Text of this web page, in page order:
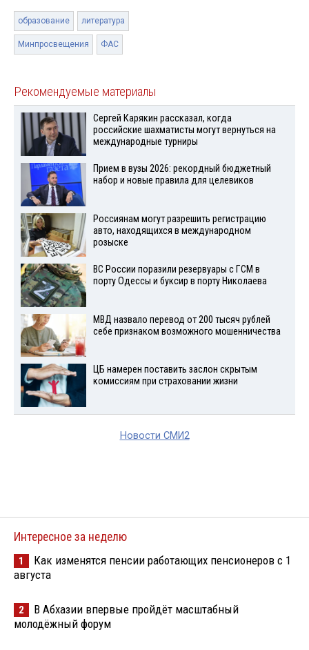
образование литература
Минпросвещения ФАС
Рекомендуемые материалы
Сергей Карякин рассказал, когда
российские шахматисты могут вернуться на
международные турниры
Прием в вузы 2026: рекордный бюджетный
набор и новые правила для целевиков
Россиянам могут разрешить регистрацию
авто, находящихся в международном
розыске
ВС России поразили резервуары с ГСМ в
порту Одессы и буксир в порту Николаева
МВД назвало перевод от 200 тысяч рублей
себе признаком возможного мошенничества
ЦБ намерен поставить заслон скрытым
комиссиям при страховании жизни
Новости СМИ2
Интересное за неделю
1
Как изменятся пенсии работающих пенсионеров с 1
августа
2
В Абхазии впервые пройдёт масштабный
молодёжный форум